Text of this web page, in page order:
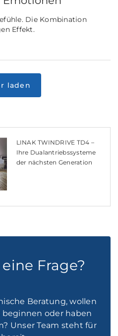
Die Kombination
Effekt.
LINAK TWINDRIVE TD4 –
Ihre Dualantriebssysteme
der nächsten Generation
Frage?
Beratung, wollen
oder haben
Unser Team steht für